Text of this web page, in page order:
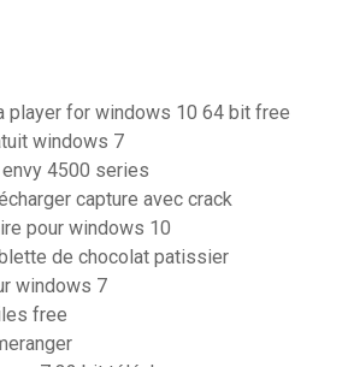
player for windows 10 64 bit free
windows 7
4500 series
capture avec crack
pour windows 10
de chocolat patissier
windows 7
free